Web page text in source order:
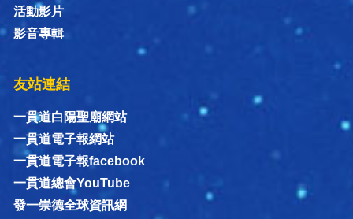
活動影片
影音專輯
友站連結
一貫道白陽聖廟網站
一貫道電子報網站
一貫道電子報facebook
一貫道總會YouTube
發一崇德全球資訊網